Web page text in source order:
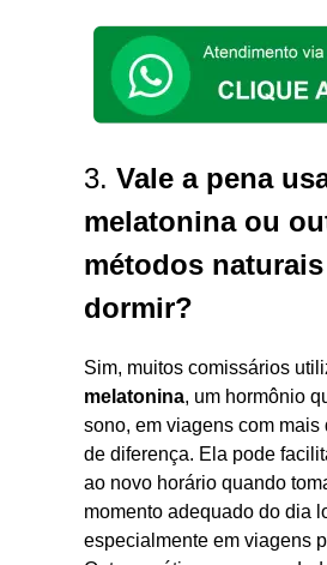
3. Vale a pena
melatonina ou
métodos
dormir?
Sim, muitos comissários
melatonina, um hormônio
sono, em viagens com mais
de diferença. Ela pode
ao novo horário quando
momento adequado do dia
especialmente em viagens